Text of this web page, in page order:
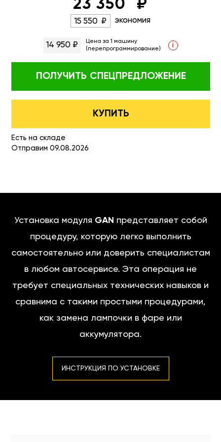
23 350
15 550 экономия
14 950 ₽
Цена за 1 машину
(перепрограммирование)
i
ПОЛУЧИТЬ СПЕЦПРЕДЛОЖЕНИЕ
КУПИТЬ
Есть на складе
Отправим 09.08.2026
Установка модуля GAN представляет собой
процедуру, которую легко выполнить
самостоятельно или доверить специалистам
в любом автосервисе. Эта операция не
требует специальных технических навыков и
сравнима с такими простыми процедурами,
как замена лампочки в фаре или
аккумулятора.
ИНСТРУКЦИЯ ПО УСТАНОВКЕ